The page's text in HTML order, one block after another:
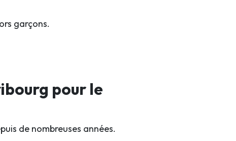
garçons.
pour le
de nombreuses années.